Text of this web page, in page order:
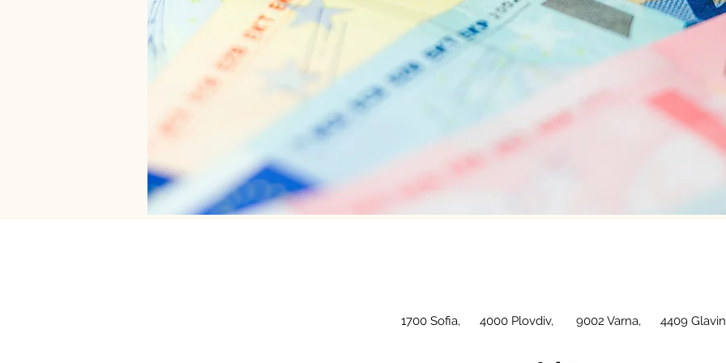
1700 Sofia, 4000 Plovdiv, 9002 Varna, 4409